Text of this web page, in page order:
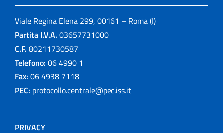
Viale Regina Elena 299, 00161 – Roma (I)
Partita I.V.A. 03657731000
C.F. 80211730587
Telefono: 06 4990 1
Fax: 06 4938 7118
PEC: protocollo.centrale@pec.iss.it
PRIVACY